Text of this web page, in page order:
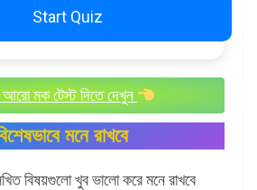
Start Quiz
মক টেস্ট দিতে দেখুন
মনে রাখবে
বিষয়গুলো খুব ভালো করে মনে রাখবে